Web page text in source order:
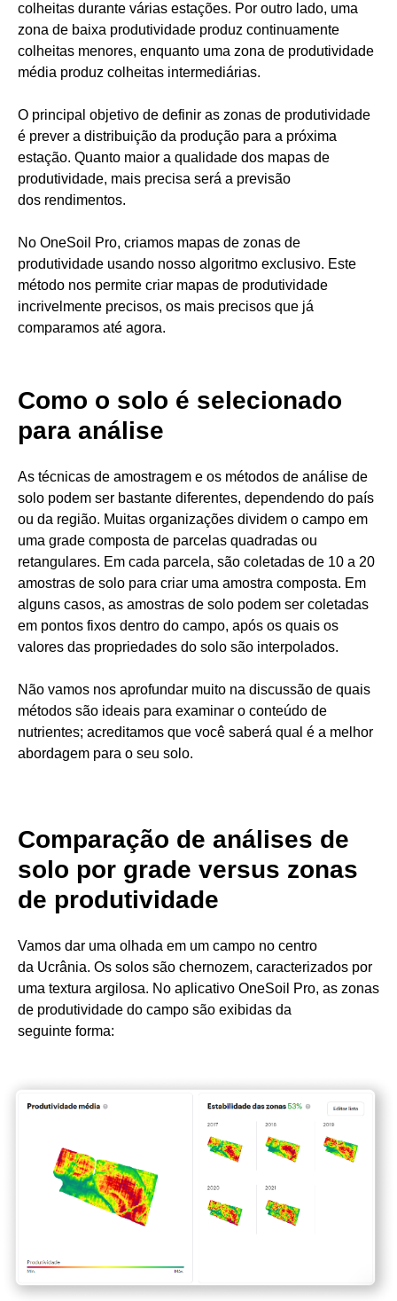
colheitas durante várias estações. Por outro lado, uma
zona de baixa produtividade produz continuamente
colheitas menores, enquanto uma zona de produtividade
média produz colheitas intermediárias.
O principal objetivo de definir as zonas de produtividade
é prever a distribuição da produção para a próxima
estação. Quanto maior a qualidade dos mapas de
produtividade, mais precisa será a previsão
dos rendimentos.
No OneSoil Pro, criamos mapas de zonas de
produtividade usando nosso algoritmo exclusivo. Este
método nos permite criar mapas de produtividade
incrivelmente precisos, os mais precisos que já
comparamos até agora.
Como o solo é selecionado
para análise
As técnicas de amostragem e os métodos de análise de
solo podem ser bastante diferentes, dependendo do país
ou da região. Muitas organizações dividem o campo em
uma grade composta de parcelas quadradas ou
retangulares. Em cada parcela, são coletadas de 10 a 20
amostras de solo para criar uma amostra composta. Em
alguns casos, as amostras de solo podem ser coletadas
em pontos fixos dentro do campo, após os quais os
valores das propriedades do solo são interpolados.
Não vamos nos aprofundar muito na discussão de quais
métodos são ideais para examinar o conteúdo de
nutrientes; acreditamos que você saberá qual é a melhor
abordagem para o seu solo.
Comparação de análises de
solo por grade versus zonas
de produtividade
Vamos dar uma olhada em um campo no centro
da Ucrânia. Os solos são chernozem, caracterizados por
uma textura argilosa. No aplicativo OneSoil Pro, as zonas
de produtividade do campo são exibidas da
seguinte forma: